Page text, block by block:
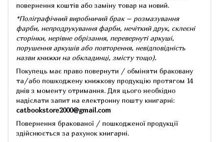
повернення коштів або заміну товар на новий.
*Поліграфічний виробничий брак – розмазування
фарби, непродрукування фарби, нечіткий друк, склеєні
сторінки, нерівне обрізання, перевернуті аркуші,
порушення аркушів або повторення, невідповідність
назви книжки на обкладинці, змісту тощо).
Покупець має право повернути / обміняти браковану
та/або пошкоджену книжкову продукцію протягом 14
днів з моменту отримання. Для цього необхідно
надіслати запит на електронну пошту книгарні:
catbookstore2000@gmail.com
Повернення бракованої / пошкодженої продукції
здійснюється за рахунок книгарні.